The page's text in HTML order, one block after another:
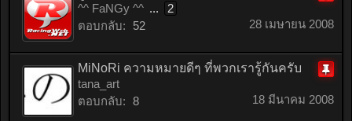
หมุด
^^ FaNGy ^^ ...
2
ตอบกลับ:
52 28 เมษายน 2008
หมุด
MiNoRi ความหมายดีๆ ที่พวกเรารู้กันครับ
tana_art
ตอบกลับ: 8 18 มีนาคม 2008